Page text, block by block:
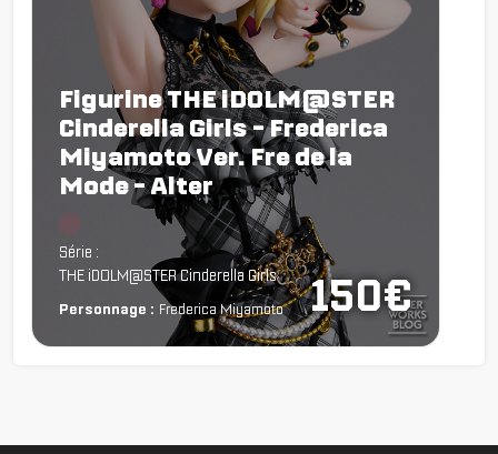
150€
Figurine THE iDOLM@STER
Cinderella Girls - Frederica
Miyamoto Ver. Fre de la
Mode - Alter
Série :
THE iDOLM@STER Cinderella Girls
Personnage : Frederica Miyamoto